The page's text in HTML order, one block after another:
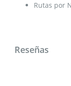
Rutas por
Reseñas